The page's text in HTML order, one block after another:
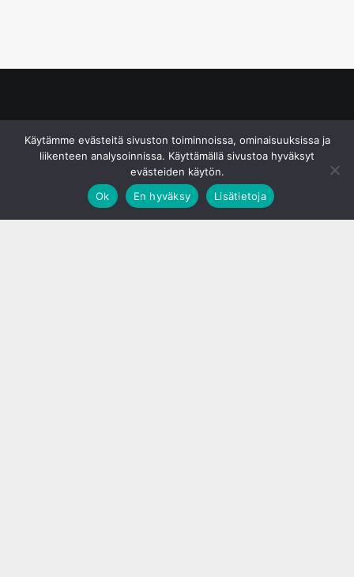
Käytämme evästeitä sivuston toiminnoissa, ominaisuuksissa ja
liikenteen analysoinnissa. Käyttämällä sivustoa hyväksyt
evästeiden käytön.
Ok
En hyväksy Lisätietoja